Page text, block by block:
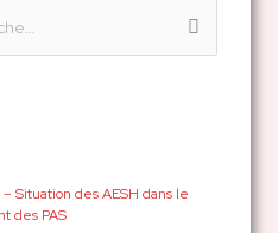
Situation des AESH dans le
des PAS